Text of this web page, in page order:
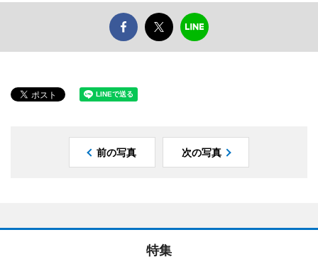
前の写真 次の写真
特集